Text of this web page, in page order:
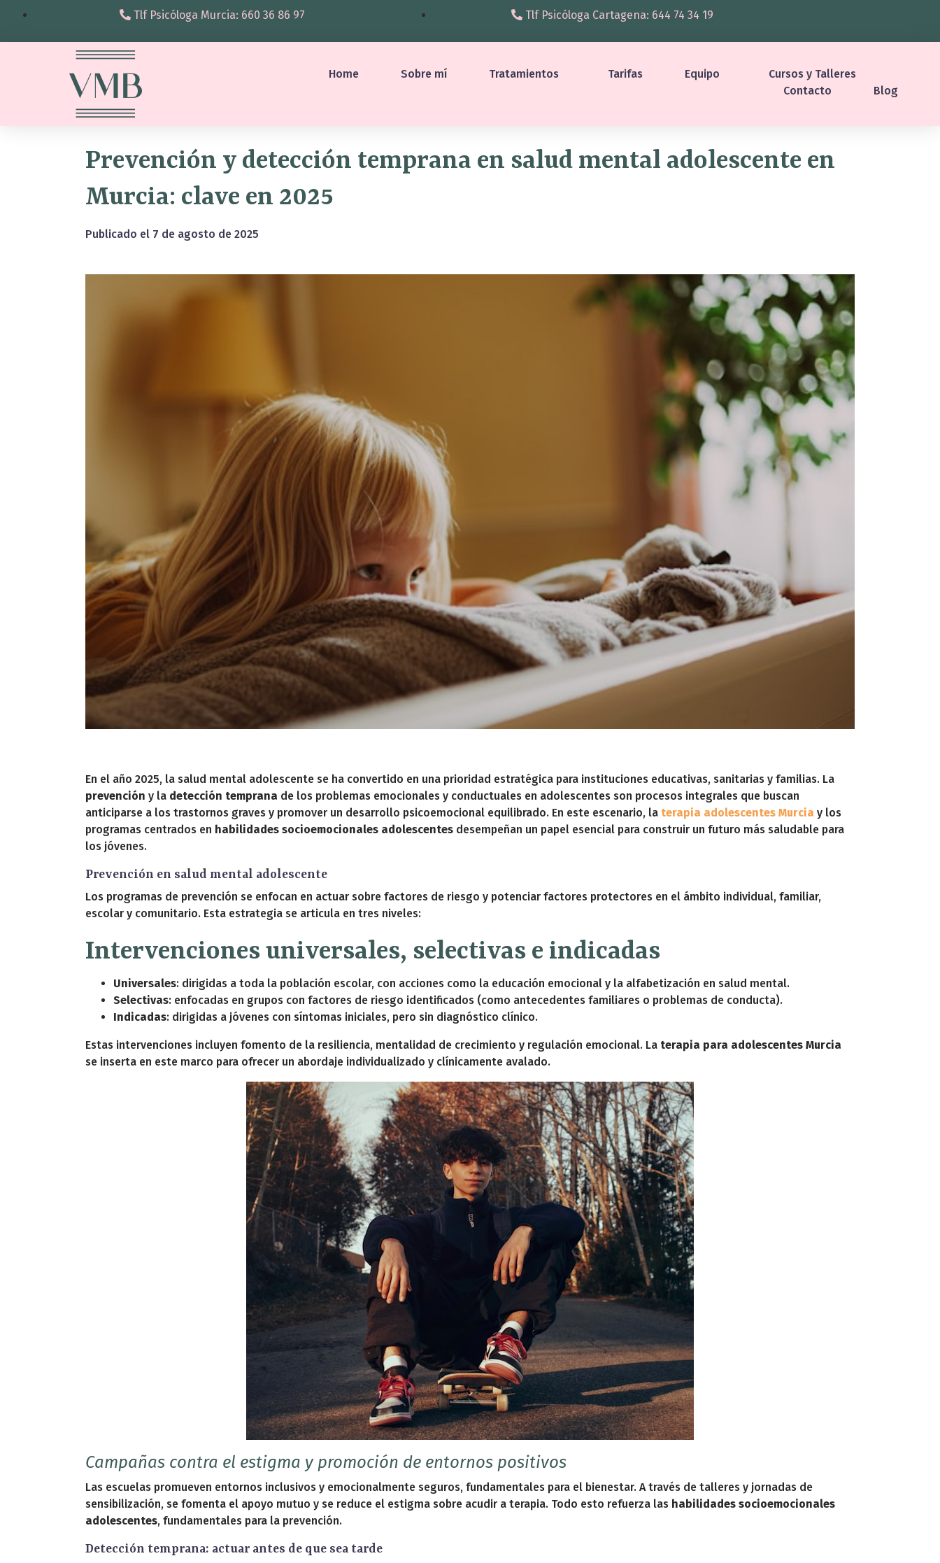
Tlf Psicóloga Murcia: 660 36 86 97 Tlf Psicóloga Cartagena: 644 74 34 19
Home Sobre mí Tratamientos Tarifas Equipo
Cursos y Talleres
Contacto
Blog
Prevención y detección temprana en salud mental adolescente en
Murcia: clave en 2025
Publicado el 7 de agosto de 2025
En el año 2025, la salud mental adolescente se ha convertido en una prioridad estratégica para instituciones educativas, sanitarias y familias. La
prevención y la detección temprana de los problemas emocionales y conductuales en adolescentes son procesos integrales que buscan
anticiparse a los trastornos graves y promover un desarrollo psicoemocional equilibrado. En este escenario, la terapia adolescentes Murcia y los
programas centrados en habilidades socioemocionales adolescentes desempeñan un papel esencial para construir un futuro más saludable para
los jóvenes.
Prevención en salud mental adolescente
Los programas de prevención se enfocan en actuar sobre factores de riesgo y potenciar factores protectores en el ámbito individual, familiar,
escolar y comunitario. Esta estrategia se articula en tres niveles:
Intervenciones universales, selectivas e indicadas
Universales: dirigidas a toda la población escolar, con acciones como la educación emocional y la alfabetización en salud mental.
Selectivas: enfocadas en grupos con factores de riesgo identificados (como antecedentes familiares o problemas de conducta).
Indicadas: dirigidas a jóvenes con síntomas iniciales, pero sin diagnóstico clínico.
Estas intervenciones incluyen fomento de la resiliencia, mentalidad de crecimiento y regulación emocional. La terapia para adolescentes Murcia
se inserta en este marco para ofrecer un abordaje individualizado y clínicamente avalado.
Campañas contra el estigma y promoción de entornos positivos
Las escuelas promueven entornos inclusivos y emocionalmente seguros, fundamentales para el bienestar. A través de talleres y jornadas de
sensibilización, se fomenta el apoyo mutuo y se reduce el estigma sobre acudir a terapia. Todo esto refuerza las habilidades socioemocionales
adolescentes, fundamentales para la prevención.
Detección temprana: actuar antes de que sea tarde